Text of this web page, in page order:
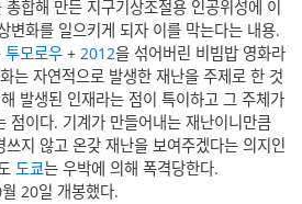
합해 만든 지구기상조절용 인공위성에 이
변화를 일으키게 되자 이를 막는다는 내용.
투모로우 +2012을 섞어버린 비빔밥 영화라
는 자연적으로 발생한 재난을 주제로 한 것
발생된 인재라는 점이 특이하고 그 주체가
점이다. 기계가 만들어내는 재난이니만큼
지 않고 온갖 재난을 보여주겠다는 의지인
도쿄는 우박에 의해 폭격당한다.
20일 개봉했다.